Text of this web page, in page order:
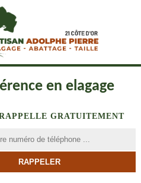
en elagage
GRATUITEMENT